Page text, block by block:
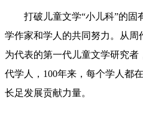
打破儿童文学“小儿科”的固
学作家和学人的共同努力。从
为代表的第一代儿童文学研究
代学人，100年来，每个学人都
长足发展贡献力量。